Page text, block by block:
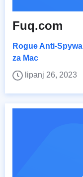
Fuq.com
Rogue Anti-
za Mac
lipanj 26, 2023